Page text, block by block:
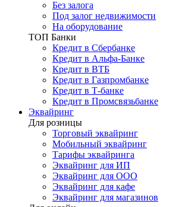
Без залога
Под залог недвижимости
На оборудование
ТОП Банки
Кредит в Сбербанке
Кредит в Альфа-Банке
Кредит в ВТБ
Кредит в Газпромбанке
Кредит в Т-банке
Кредит в Промсвязьбанке
Эквайринг
Для розницы
Торговый эквайринг
Мобильный эквайринг
Тарифы эквайринга
Эквайринг для ИП
Эквайринг для ООО
Эквайринг для кафе
Эквайринг для магазинов